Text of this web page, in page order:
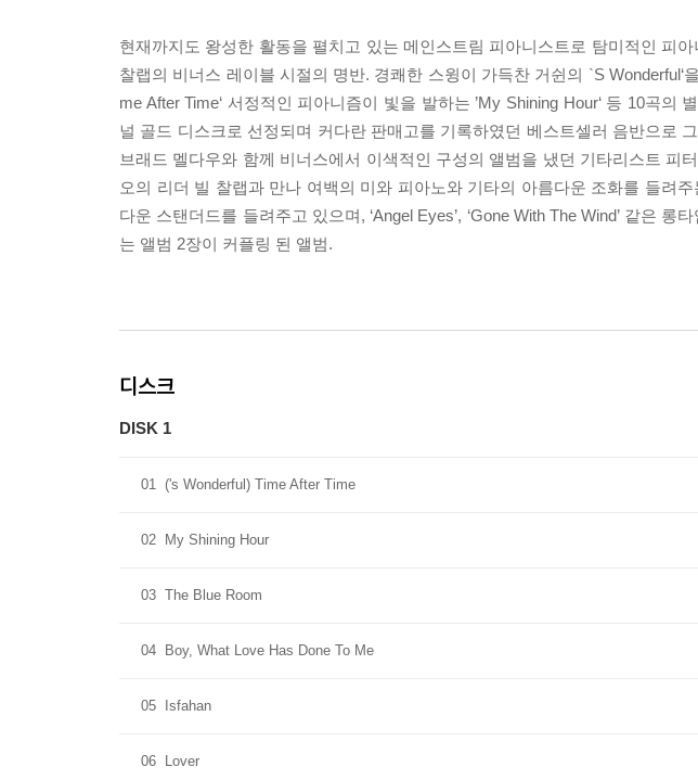
현재까지도 왕성한 활동을 펼치고 있는 메인스트림 피아니스트로 탐미적인 피
찰랩의 비너스 레이블 시절의 명반. 경쾌한 스윙이 가득찬 거쉰의 `S Wonderful‘
me After Time‘ 서정적인 피아니즘이 빛을 발하는 ’My Shining Hour‘ 등 10곡
널 골드 디스크로 선정되며 커다란 판매고를 기록하였던 베스트셀러 음반으로
브래드 멜다우와 함께 비너스에서 이색적인 구성의 앨범을 냈던 기타리스트 피
오의 리더 빌 찰랩과 만나 여백의 미와 피아노와 기타의 아름다운 조화를 들려
다운 스탠더드를 들려주고 있으며, ‘Angel Eyes’, ‘Gone With The Wind’ 같은
는 앨범 2장이 커플링 된 앨범.
디스크
DISK 1
01 ('s Wonderful) Time After Time
02 My Shining Hour
03 The Blue Room
04 Boy, What Love Has Done To Me
05 Isfahan
06 Lover